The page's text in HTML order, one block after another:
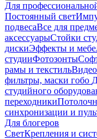
Для
Постоянный свет
подвесаВсе для
аксессуарыСтойки
дискиЭффекты и
студииФотозонты
рамы и текстиль
фильтры, маски гобо
студийного
переходники
синхронизации и
Для блогеров
СветКрепления и